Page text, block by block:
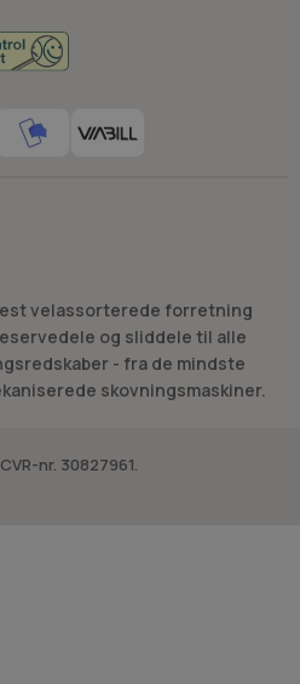
velassorterede forretning
og sliddele til alle
- fra de mindste
skovningsmaskiner.
nr. 30827961.